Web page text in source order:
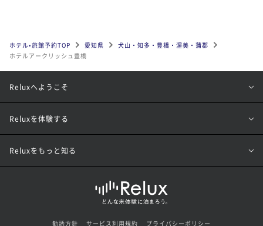
ホテル•旅館予約TOP 愛知県
犬山・知多・豊橋・渥美・蒲郡
ホテルアークリッシュ豊橋
Reluxへようこそ
Reluxを体験する
Reluxをもっと知る
勧誘方針 サービス利用規約 プライバシーポリシー